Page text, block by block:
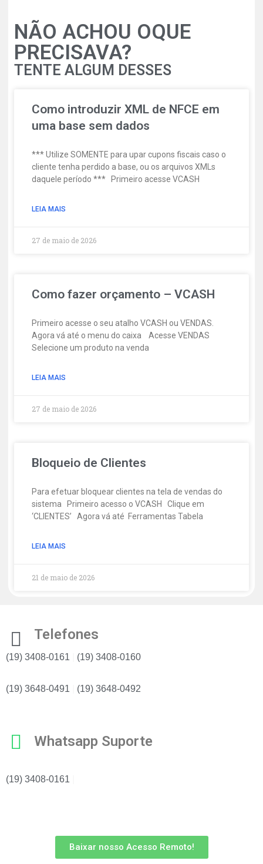
NÃO ACHOU OQUE
PRECISAVA?
TENTE ALGUM DESSES
Como introduzir XML de NFCE em
uma base sem dados
*** Utilize SOMENTE para upar cupons fiscais caso o
cliente tenha perdido a base, ou os arquivos XMLs
daquele período *** Primeiro acesse VCASH
LEIA MAIS
27 de maio de 2026
Como fazer orçamento – VCASH
Primeiro acesse o seu atalho VCASH ou VENDAS.
Agora vá até o menu do caixa Acesse VENDAS
Selecione um produto na venda
LEIA MAIS
27 de maio de 2026
Bloqueio de Clientes
Para efetuar bloquear clientes na tela de vendas do
sistema Primeiro acesso o VCASH Clique em
‘CLIENTES’ Agora vá até Ferramentas Tabela
LEIA MAIS
21 de maio de 2026
Telefones
(19) 3408-0161 (19) 3408-0160
(19) 3648-0491 (19) 3648-0492
Whatsapp Suporte
(19) 3408-0161
Baixar nosso Acesso Remoto!